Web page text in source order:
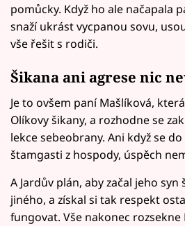
pomůcky. Když ho ale načapala
snaží ukrást vycpanou sovu,
vše řešit s rodiči.
Šikana ani agrese nic
Je to ovšem paní Mašlíková,
Olíkovy šikany, a rozhodne se
lekce sebeobrany. Ani když se
štamgasti z hospody, úspěch
A Jardův plán, aby začal jeho
jiného, a získal si tak respekt
fungovat. Vše nakonec